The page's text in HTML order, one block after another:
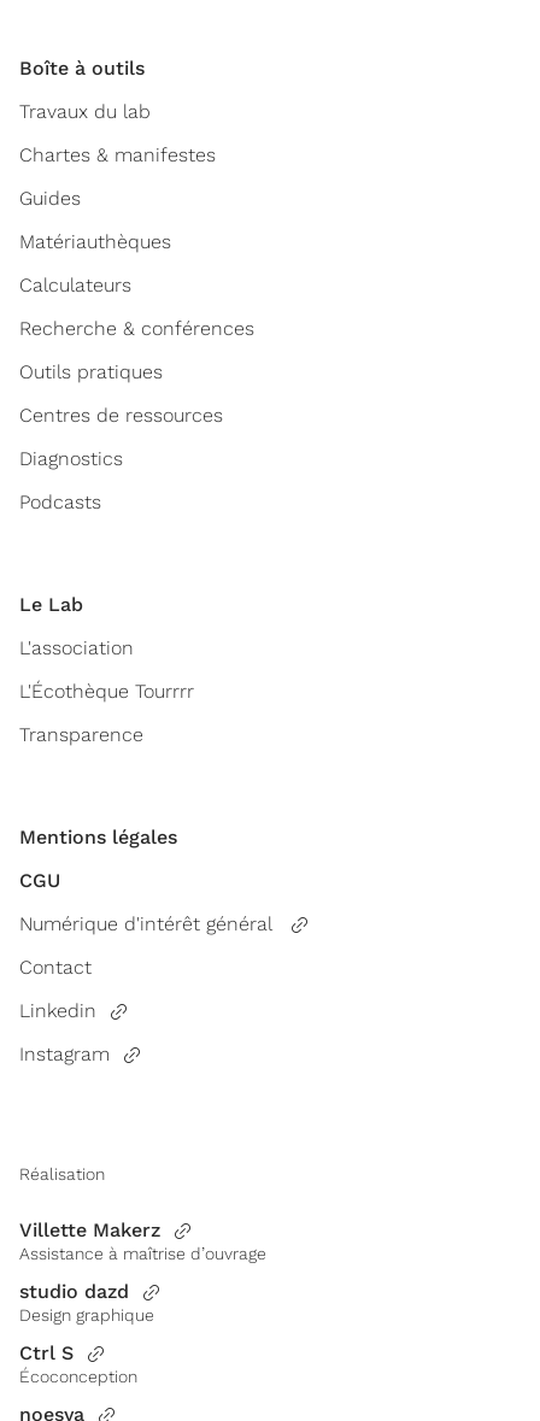
Boîte à outils
Travaux du lab
Chartes & manifestes
Guides
Matériauthèques
Calculateurs
Recherche & conférences
Outils pratiques
Centres de ressources
Diagnostics
Podcasts
Le Lab
L'association
L'Écothèque Tourrrr
Transparence
Mentions légales
CGU
Numérique d'intérêt général
Contact
Linkedin
Instagram
Réalisation
Villette Makerz
Assistance à maîtrise d’ouvrage
studio dazd
Design graphique
Ctrl S
Écoconception
noesya